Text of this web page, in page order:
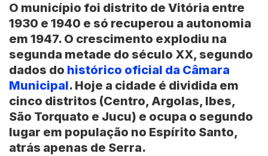
O município foi distrito de Vitória entre
1930 e 1940 e só recuperou a autonomia
em 1947. O crescimento explodiu na
segunda metade do século XX, segundo
dados do histórico oficial da Câmara
Municipal. Hoje a cidade é dividida em
cinco distritos (Centro, Argolas, Ibes,
São Torquato e Jucu) e ocupa o segundo
lugar em população no Espírito Santo,
atrás apenas de Serra.